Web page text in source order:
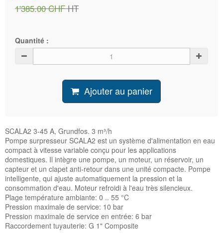
1'385.00 CHFHT
Quantité :
Ajouter au panier
SCALA2 3-45 A, Grundfos. 3 m³/h
Pompe surpresseur SCALA2 est un système d'alimentation en eau
compact à vitesse variable conçu pour les applications
domestiques. Il intègre une pompe, un moteur, un réservoir, un
capteur et un clapet anti-retour dans une unité compacte. Pompe
intelligente, qui ajuste automatiquement la pression et la
consommation d'eau. Moteur refroidi à l'eau très silencieux.
Plage température ambiante: 0 .. 55 °C
Pression maximale de service: 10 bar
Pression maximale de service en entrée: 6 bar
Raccordement tuyauterie: G 1" Composite